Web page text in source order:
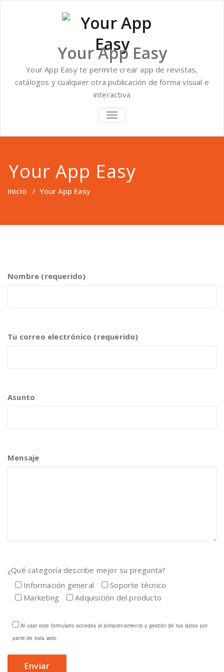
Your App Easy
Your App Easy te permite crear app de revistas,
catálogos y cualquier otra publicación de forma visual e
interactiva
ALTERNAR
NAVEGACIÓN
Your App Easy
Inicio / Your App Easy
Nombre (requerido)
Tu correo electrónico (requerido)
Asunto
Mensaje
¿Qué categoría describe mejor su pregunta?
Información general
Soporte técnico
Marketing
Adquisición del producto
Al usar este formulario accedes al almacenamiento y gestión de tus datos por
parte de esta web.